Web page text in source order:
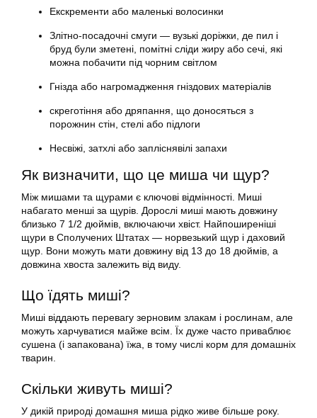
Екскременти або маленькі волосинки
Злітно-посадочні смуги — вузькі доріжки, де пил і
бруд були зметені, помітні сліди жиру або сечі, які
можна побачити під чорним світлом
Гнізда або нагромадження гніздових матеріалів
скреготіння або дряпання, що доносяться з
порожнин стін, стелі або підлоги
Несвіжі, затхлі або запліснявілі запахи
Як визначити, що це миша чи щур?
Між мишами та щурами є ключові відмінності. Миші
набагато менші за щурів. Дорослі миші мають довжину
близько 7 1/2 дюймів, включаючи хвіст. Найпоширеніші
щури в Сполучених Штатах — норвезький щур і даховий
щур. Вони можуть мати довжину від 13 до 18 дюймів, а
довжина хвоста залежить від виду.
Що їдять миші?
Миші віддають перевагу зерновим злакам і рослинам, але
можуть харчуватися майже всім. Їх дуже часто приваблює
сушена (і запакована) їжа, в тому числі корм для домашніх
тварин.
Скільки живуть миші?
У дикій природі домашня миша рідко живе більше року.